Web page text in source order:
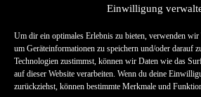
Einwilligung
Um dir ein optimales Erlebnis zu bieten, verwenden
um Geräteinformationen zu speichern und/oder darauf
Technologien zustimmst, können wir Daten wie das
auf dieser Website verarbeiten. Wenn du deine
zurückziehst, können bestimmte Merkmale und